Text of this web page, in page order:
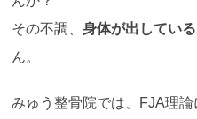
その不調、身体が出してい
ん。
みゅう整骨院では、FJA理論